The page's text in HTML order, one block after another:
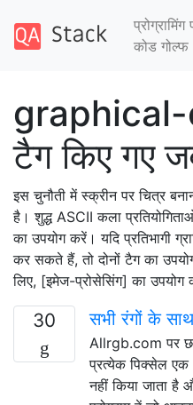
कोड गोल्फ
टैग किए गए
इस चुनौती में स्क्रीन पर चित्र
है। शुद्ध ASCII कला
का उपयोग करें। यदि प्रतिभागी
कर सकते हैं, तो दोनों टैग का
लिए, [इमेज-प्रोसेसिंग] का उपयोग
30 सभी रंगों के
Allrgb.com पर
प्रत्येक पिक्सेल एक
नहीं किया जाता है